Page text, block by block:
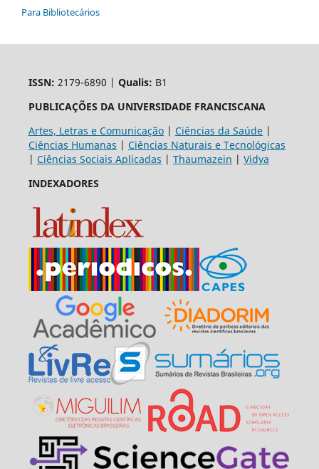
Para Bibliotecários
ISSN: 2179-6890 | Qualis: B1
PUBLICAÇÕES DA UNIVERSIDADE FRANCISCANA
Artes, Letras e Comunicação| Ciências da Saúde|
Ciências Humanas | Ciências Naturais e Tecnológicas
| Ciências Sociais Aplicadas | Thaumazein | Vidya
INDEXADORES